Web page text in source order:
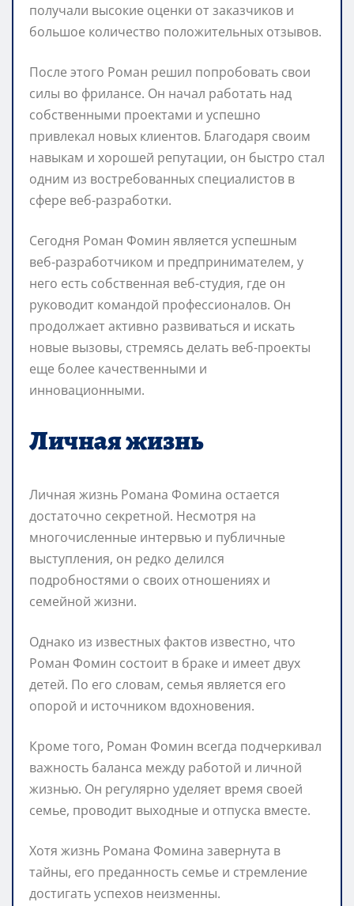
получали высокие оценки от заказчиков и
большое количество положительных отзывов.
После этого Роман решил попробовать свои
силы во фрилансе. Он начал работать над
собственными проектами и успешно
привлекал новых клиентов. Благодаря своим
навыкам и хорошей репутации, он быстро стал
одним из востребованных специалистов в
сфере веб-разработки.
Сегодня Роман Фомин является успешным
веб-разработчиком и предпринимателем, у
него есть собственная веб-студия, где он
руководит командой профессионалов. Он
продолжает активно развиваться и искать
новые вызовы, стремясь делать веб-проекты
еще более качественными и
инновационными.
Личная жизнь
Личная жизнь Романа Фомина остается
достаточно секретной. Несмотря на
многочисленные интервью и публичные
выступления, он редко делился
подробностями о своих отношениях и
семейной жизни.
Однако из известных фактов известно, что
Роман Фомин состоит в браке и имеет двух
детей. По его словам, семья является его
опорой и источником вдохновения.
Кроме того, Роман Фомин всегда подчеркивал
важность баланса между работой и личной
жизнью. Он регулярно уделяет время своей
семье, проводит выходные и отпуска вместе.
Хотя жизнь Романа Фомина завернута в
тайны, его преданность семье и стремление
достигать успехов неизменны.